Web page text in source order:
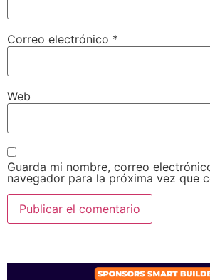
Correo electrónico *
Web
Guarda mi nombre, correo
navegador para la próxima vez que